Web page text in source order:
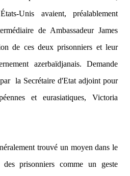
Unis avaient, préalablement
de Ambassadeur James
de ces deux prisonniers et leur
azerbaïdjanais. Demande
la Secrétaire d'Etat adjoint pour
et eurasiatiques, Victoria
trouvé un moyen dans le
des prisonniers comme un geste